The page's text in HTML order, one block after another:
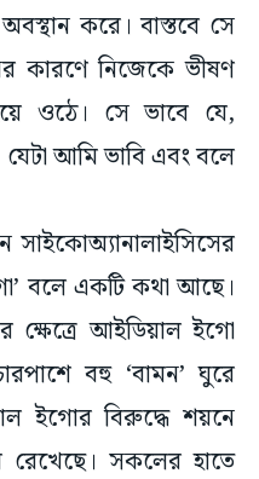
কারণে নিজেকে ভীষণ
ওঠে। সে ভাবে যে,
আমি ভাবি এবং বলে
বলে একটি কথা আছে।
ক্ষেত্রে আইডিয়াল ইগো
বহু ‘বামন’ ঘুরে
ইগোর বিরুদ্ধে শয়নে
রেখেছে। সকলের হাতে
তারা যথেষ্ট পটু।